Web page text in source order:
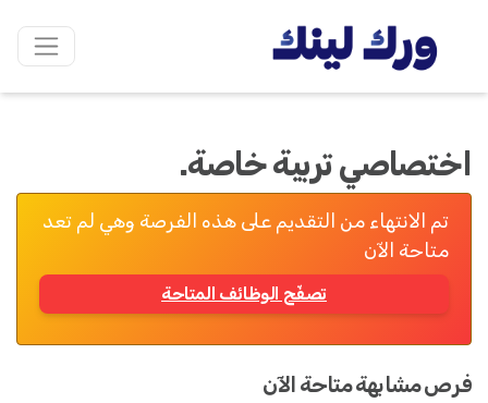
اختصاصي تربية خاصة.
تم الانتهاء من التقديم على هذه الفرصة وهي لم تعد
متاحة الآن
تصفّح الوظائف المتاحة
فرص مشابهة متاحة الآن